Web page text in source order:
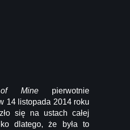
of Mine pierwotnie
14 listopada 2014 roku
się na ustach całej
dlatego, że była to